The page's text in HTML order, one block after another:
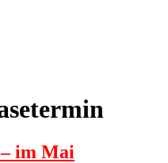
im Mai